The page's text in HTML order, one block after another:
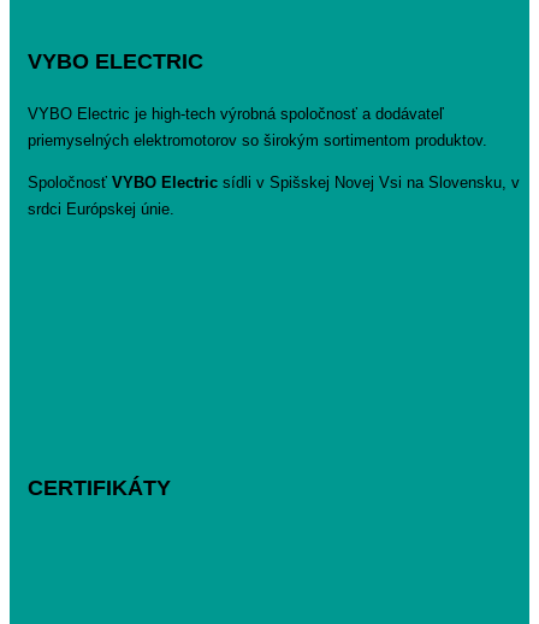
VYBO ELECTRIC
VYBO Electric je high-tech výrobná spoločnosť a dodávateľ
priemyselných elektromotorov so širokým sortimentom produktov.
Spoločnosť VYBO Electric sídli v Spišskej Novej Vsi na Slovensku, v
srdci Európskej únie.
CERTIFIKÁTY